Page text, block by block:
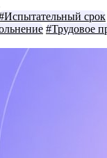
срок
#Трудовое